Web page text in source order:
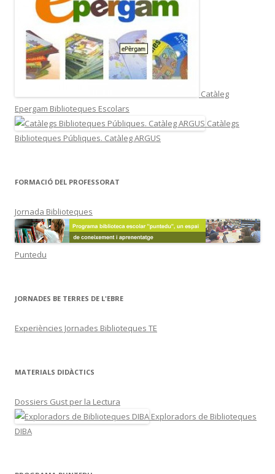
Catàleg
Epergam Biblioteques Escolars
Catàlegs
Biblioteques Públiques. Catàleg ARGUS
FORMACIÓ DEL PROFESSORAT
Jornada Biblioteques
Puntedu
JORNADES BE TERRES DE L'EBRE
Experiències Jornades Biblioteques TE
MATERIALS DIDÀCTICS
Dossiers Gust per la Lectura
Exploradors de Biblioteques
DIBA